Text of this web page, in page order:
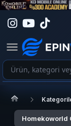
Homekoworld